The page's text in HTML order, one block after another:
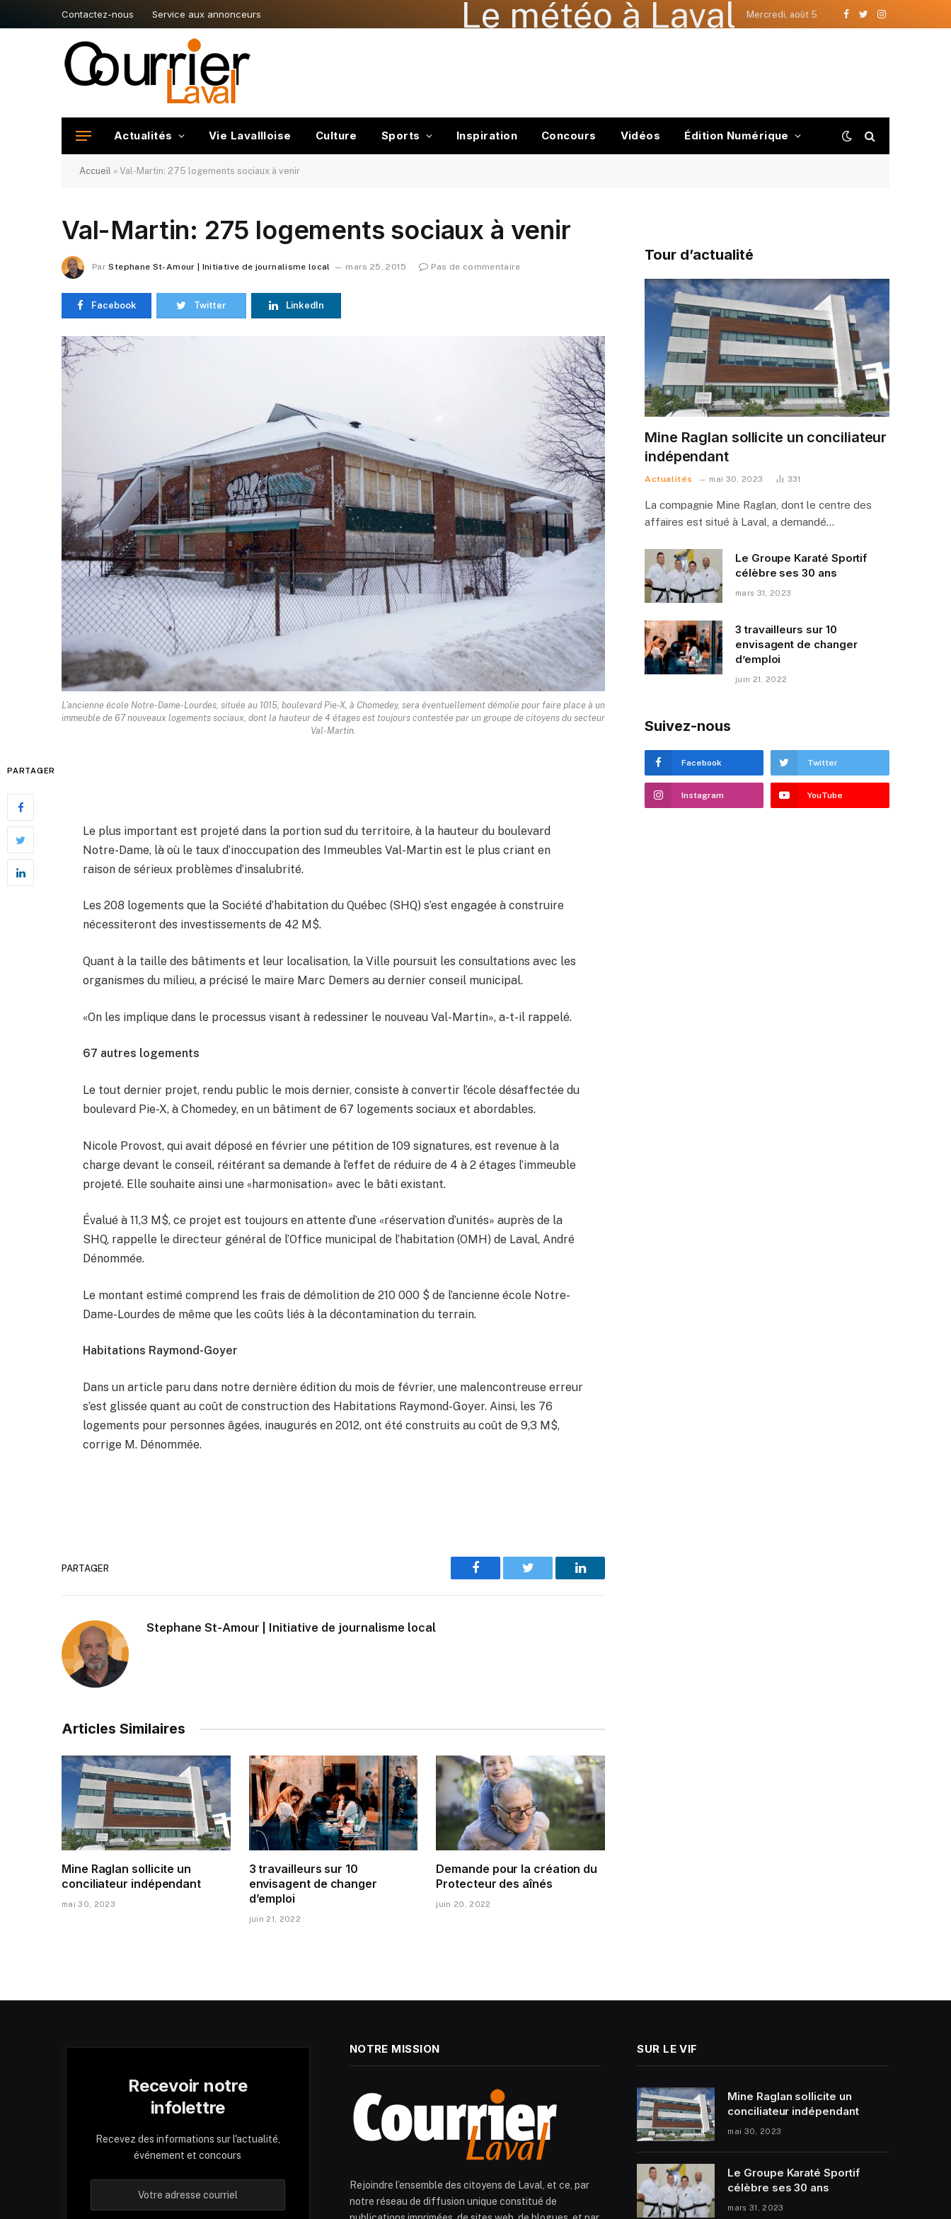
Contactez-nous Service aux annonceurs Le météo à Laval Mercredi, août 5
Facebook
TwitterInstagram
Actualités Vie Lavallloise Culture Sports Inspiration Concours Vidéos Édition Numérique
Accueil » Val-Martin: 275 logements sociaux à venir
Val-Martin: 275 logements sociaux à venir
Par Stephane St-Amour | Initiative de journalisme local mars 25, 2015 Pas de commentaire
Facebook Twitter LinkedIn
L’ancienne école Notre-Dame-Lourdes, située au 1015, boulevard Pie-X, à Chomedey, sera éventuellement démolie pour faire place à un
immeuble de 67 nouveaux logements sociaux, dont la hauteur de 4 étages est toujours contestée par un groupe de citoyens du secteur
Val-Martin.
PARTAGER
Le plus important est projeté dans la portion sud du territoire, à la hauteur du boulevard
Notre-Dame, là où le taux d’inoccupation des Immeubles Val-Martin est le plus criant en
raison de sérieux problèmes d’insalubrité.
Les 208 logements que la Société d’habitation du Québec (SHQ) s’est engagée à construire
nécessiteront des investissements de 42 M$.
Quant à la taille des bâtiments et leur localisation, la Ville poursuit les consultations avec les
organismes du milieu, a précisé le maire Marc Demers au dernier conseil municipal.
«On les implique dans le processus visant à redessiner le nouveau Val-Martin», a-t-il rappelé.
67 autres logements
Le tout dernier projet, rendu public le mois dernier, consiste à convertir l’école désaffectée du
boulevard Pie-X, à Chomedey, en un bâtiment de 67 logements sociaux et abordables.
Nicole Provost, qui avait déposé en février une pétition de 109 signatures, est revenue à la
charge devant le conseil, réitérant sa demande à l’effet de réduire de 4 à 2 étages l’immeuble
projeté. Elle souhaite ainsi une «harmonisation» avec le bâti existant.
Évalué à 11,3 M$, ce projet est toujours en attente d’une «réservation d’unités» auprès de la
SHQ, rappelle le directeur général de l’Office municipal de l’habitation (OMH) de Laval, André
Dénommée.
Le montant estimé comprend les frais de démolition de 210 000 $ de l’ancienne école Notre-
Dame-Lourdes de même que les coûts liés à la décontamination du terrain.
Habitations Raymond-Goyer
Dans un article paru dans notre dernière édition du mois de février, une malencontreuse erreur
s’est glissée quant au coût de construction des Habitations Raymond-Goyer. Ainsi, les 76
logements pour personnes âgées, inaugurés en 2012, ont été construits au coût de 9,3 M$,
corrige M. Dénommée.
PARTAGER
Facebook Twitter LinkedIn
Stephane St-Amour | Initiative de journalisme local
Articles Similaires
Mine Raglan sollicite un
conciliateur indépendant
mai 30, 2023
3 travailleurs sur 10
envisagent de changer
d’emploi
juin 21, 2022
Demande pour la création du
Protecteur des aînés
juin 20, 2022
Tour d’actualité
Mine Raglan sollicite un conciliateur
indépendant
Actualités mai 30, 2023 331
La compagnie Mine Raglan, dont le centre des
affaires est situé à Laval, a demandé…
Le Groupe Karaté Sportif
célèbre ses 30 ans
mars 31, 2023
3 travailleurs sur 10
envisagent de changer
d’emploi
juin 21, 2022
Suivez-nous
Facebook Twitter
Instagram YouTube
Recevoir notre
infolettre
Recevez des informations sur l'actualité,
événement et concours
NOTRE MISSION
Rejoindre l’ensemble des citoyens de Laval, et ce, par
notre réseau de diffusion unique constitué de
SUR LE VIF
Mine Raglan sollicite un
conciliateur indépendant
mai 30, 2023
Le Groupe Karaté Sportif
célèbre ses 30 ans
mars 31, 2023